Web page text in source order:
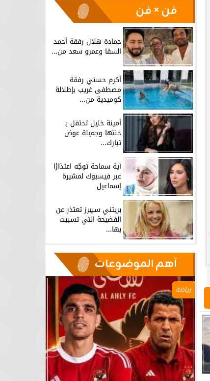
فن × فن
حمادة هلال رفقة أحمد
السقا وعمرو سعد من...
أكرم حسني رفقة
مصطفى غريب بإطلالة
كوميدية من...
أمينة خليل تحتفل بـ
حنتها وجميلة عوض
تبارك...
آية سماحة توجّه اعتذارًا
عبر فيسبوك لمشيرة
إسماعيل
بريتني سبيرز تعتذر عن
الفضيحة التي تسببت
بها...
آهم الموضوعات
رياضة